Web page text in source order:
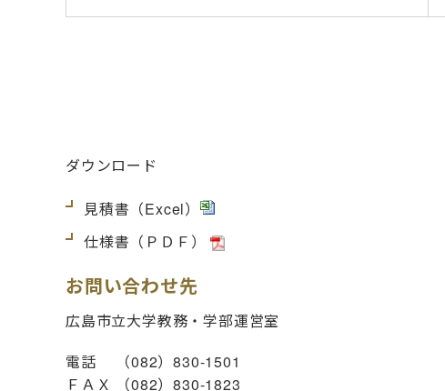
ダウンロード
見積書 （Excel）
仕様書 （ＰＤＦ）
お問い合わせ先
広島市立大学教務・学部運営室
電話 （082）830-1501
ＦＡＸ （082）830-1823